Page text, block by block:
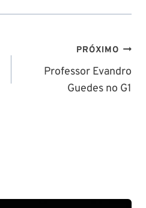
PRÓXIMO
Professor Evandro
Guedes no G1